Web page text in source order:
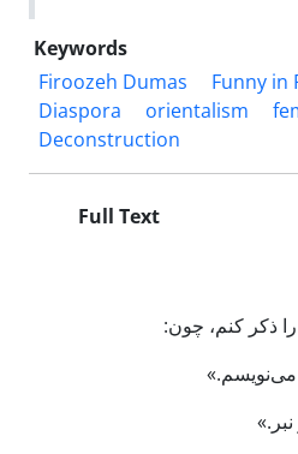
Keywords
Firoozeh Dumas
Funny in
Diaspora
orientalism
Deconstruction
Full Text
را ذکر کنم، چون:
می‌نویسم.»